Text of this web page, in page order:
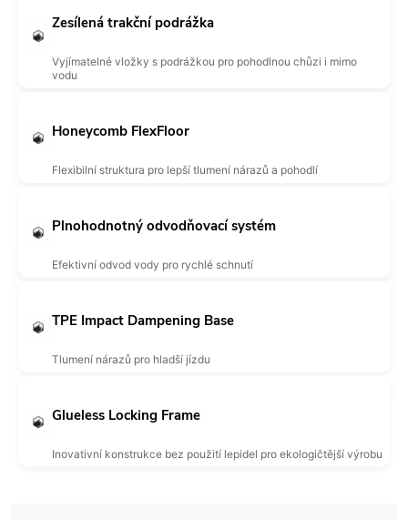
Zesílená trakční podrážka
Vyjímatelné vložky s podrážkou pro pohodlnou chůzi i mimo
vodu
Honeycomb FlexFloor
Flexibilní struktura pro lepší tlumení nárazů a pohodlí
Plnohodnotný odvodňovací systém
Efektivní odvod vody pro rychlé schnutí
TPE Impact Dampening Base
Tlumení nárazů pro hladší jízdu
Glueless Locking Frame
Inovativní konstrukce bez použití lepidel pro ekologičtější výrobu